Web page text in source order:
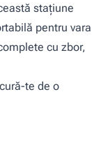
stațiune
pentru vara
cu zbor,
te de o